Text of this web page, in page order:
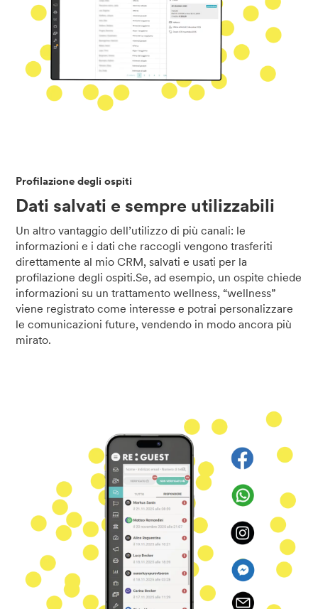
Profilazione degli ospiti
Dati salvati e sempre utilizzabili
Un altro vantaggio dell’utilizzo di più canali: le
informazioni e i dati che raccogli vengono trasferiti
direttamente al mio CRM, salvati e usati per la
profilazione degli ospiti.Se, ad esempio, un ospite chiede
informazioni su un trattamento wellness, “wellness”
viene registrato come interesse e potrai personalizzare
le comunicazioni future, vendendo in modo ancora più
mirato.